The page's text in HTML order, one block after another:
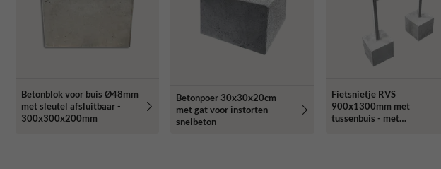
Betonblok voor buis Ø48mm
met sleutel afsluitbaar -
300x300x200mm
Betonpoer 30x30x20cm
met gat voor instorten
snelbeton
Fietsnietje RVS
900x1300mm met
tussenbuis - met